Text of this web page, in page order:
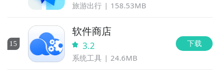
旅游出行 158.53MB
15
软件商店
3.2
系统工具 24.6MB
下载